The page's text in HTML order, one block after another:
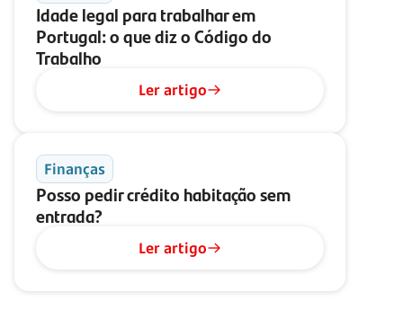
Idade legal para trabalhar em
Portugal: o que diz o Código do
Trabalho
Ler artigo
Finanças
Posso pedir crédito habitação sem
entrada?
Ler artigo